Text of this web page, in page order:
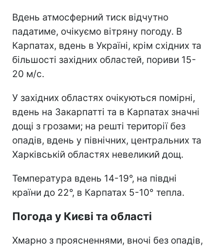
Вдень атмосферний тиск відчутно
падатиме, очікуємо вітряну погоду. В
Карпатах, вдень в Україні, крім східних та
більшості західних областей, пориви 15-
20 м/с.
У західних областях очікуються помірні,
вдень на Закарпатті та в Карпатах значні
дощі з грозами; на решті території без
опадів, вдень у північних, центральних та
Харківській областях невеликий дощ.
Температура вдень 14-19°, на півдні
країни до 22°, в Карпатах 5-10° тепла.
Погода у Києві та області
Хмарно з проясненнями, вночі без опадів,